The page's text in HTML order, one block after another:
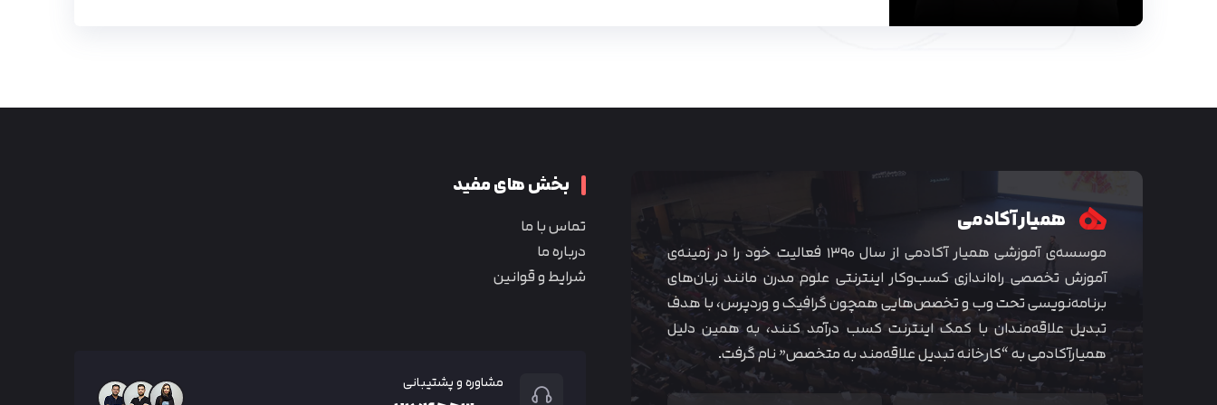
همیار آکادمی
موسسه‌ی آموزشی همیار آکادمی از سال ۱۳۹۰ فعالیت خود را در زمینه‌ی
آموزش تخصصی راه‌اندازی کسب‌و‌کار اینترنتی علوم مدرن مانند زبان‌های
برنامه‌نویسی تحت وب و تخصص‌هایی همچون گرافیک و وردپرس، با هدف
تبدیل علاقه‌مندان با کمک اینترنت کسب درآمد کنند، به همین دلیل
همیارآکادمی به “کارخانه تبدیل علاقه‌مند به متخصص” نام گرفت.
بخش های مفید
تماس با ما
درباره ما
شرایط و قوانین
مشاوره و پشتیبانی